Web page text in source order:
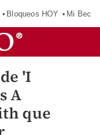
Bloqueos HOY Mi Beca
'I
A
que